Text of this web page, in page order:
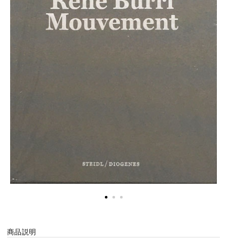
商品説明